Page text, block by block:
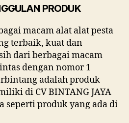
PRODUK
macam alat alat pesta
terbaik, kuat dan
dari berbagai macam
dengan nomor 1
adalah produk
di CV BINTANG JAYA
seperti produk yang ada di